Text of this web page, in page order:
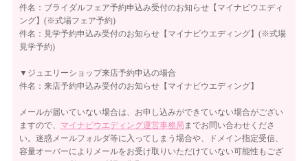
件名：ブライダルフェア予約申込み受付のお知らせ【マイナビウエディ
ング】(※式場フェア予約)
件名：見学予約申込み受付のお知らせ【マイナビウエディング】(※式場
見学予約)
▼ジュエリーショップ来店予約申込の場合
件名：来店予約申込み受付のお知らせ【マイナビウエディング】
メールが届いていない場合は、お申し込みができていない場合がござい
ますので、
マイナビウエディング運営事務局 までお問い合わせくださ
い。迷惑メールフォルダ等に入ってしまう場合や、ドメイン指定受信、
容量オーバーによりメールをお受け取りいただけていない可能性もござ